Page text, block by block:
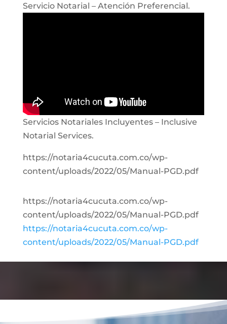
Servicio Notarial – Atención Preferencial.
Servicios Notariales Incluyentes – Inclusive
Notarial Services.
https://notaria4cucuta.com.co/wp-
content/uploads/2022/05/Manual-PGD.pdf
https://notaria4cucuta.com.co/wp-
content/uploads/2022/05/Manual-PGD.pdf
https://notaria4cucuta.com.co/wp-
content/uploads/2022/05/Manual-PGD.pdf